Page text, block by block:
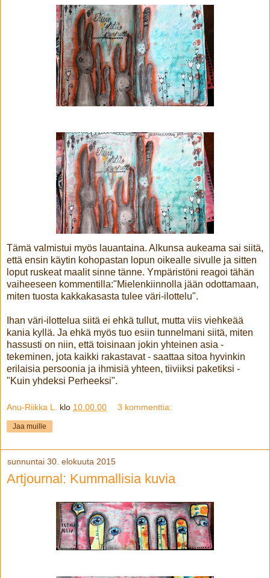
Tämä valmistui myös lauantaina. Alkunsa aukeama sai siitä,
että ensin käytin kohopastan lopun oikealle sivulle ja sitten
loput ruskeat maalit sinne tänne. Ympäristöni reagoi tähän
vaiheeseen kommentilla:"Mielenkiinnolla jään odottamaan,
miten tuosta kakkakasasta tulee väri-ilottelu".
Ihan väri-ilottelua siitä ei ehkä tullut, mutta viis viehkeää
kania kyllä. Ja ehkä myös tuo esiin tunnelmani siitä, miten
hassusti on niin, että toisinaan jokin yhteinen asia -
tekeminen, jota kaikki rakastavat - saattaa sitoa hyvinkin
erilaisia persoonia ja ihmisiä yhteen, tiiviiksi paketiksi -
"Kuin yhdeksi Perheeksi".
Anu-Riikka L. klo 10.00.00 3 kommenttia:
Jaa muille
sunnuntai 30. elokuuta 2015
Artjournal: Kummallisia kuvia